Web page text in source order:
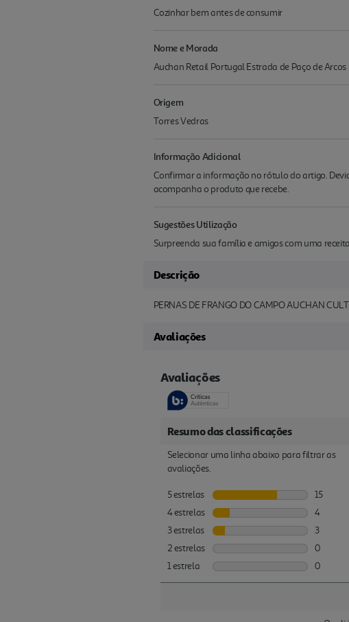
Cozinhar bem antes de consumir
Nome e Morada
Auchan Retail Portugal Estrada de Paço de Arcos
Origem
Torres Vedras
Informação Adicional
Confirmar a informação no rótulo do artigo.
acompanha o produto que recebe.
Sugestões Utilização
Surpreenda sua família e amigos com uma
Descrição
PERNAS DE FRANGO DO CAMPO AUCHAN
Avaliações